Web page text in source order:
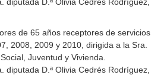
de 65 años receptores de servicios
2008, 2009 y 2010, dirigida a la Sra.
Juventud y Vivienda.
diputada D.ª Olivia Cedrés Rodríguez,